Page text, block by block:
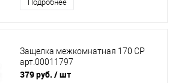
Подробнее
Защелка межкомнатная 170 СР
арт.00011797
379 руб. / шт